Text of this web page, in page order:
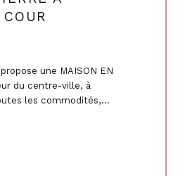
une MAISON EN
du centre-ville, à
les commodités,...